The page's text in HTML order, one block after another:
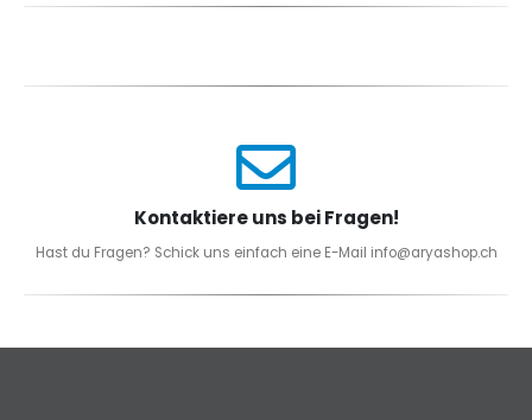
Kontaktiere uns bei Fragen!
Hast du Fragen? Schick uns einfach eine E-Mail info@aryashop.ch